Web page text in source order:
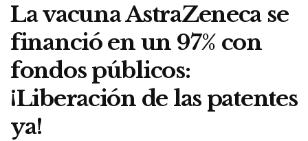
La vacuna AstraZeneca se
financió en un 97% con
fondos públicos:
¡Liberación de las patentes
ya!